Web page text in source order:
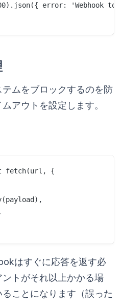
error: 'Webhook too
ムをブロックするのを防
アウトを設定します。
fetch(url, {
はすぐに応答を返す必
トがそれ以上かかる場
ことになります（誤った